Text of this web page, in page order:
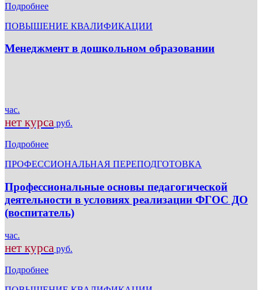
Подробнее
ПОВЫШЕНИЕ КВАЛИФИКАЦИИ
Менеджмент в дошкольном образовании
час.
нет курса руб.
Подробнее
ПРОФЕССИОНАЛЬНАЯ ПЕРЕПОДГОТОВКА
Профессиональные основы педагогической
деятельности в условиях реализации ФГОС ДО
(воспитатель)
час.
нет курса руб.
Подробнее